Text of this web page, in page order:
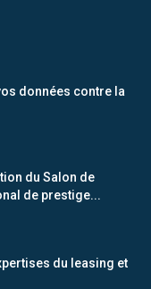
données contre la
du Salon de
de prestige...
du leasing et